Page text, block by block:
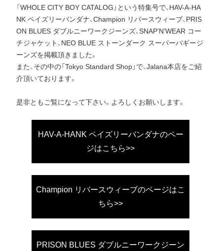
「WHOLE CITY BOY CATALOG」という特集号で、HAV-A-HA
NK ペイズリーバンダナ、Champion リバースウィーブ、PRIS
ON BLUES ダブルニーワークジーンズ、SNAP’N’WEAR コー
チジャケット、NEO BLUE ストーンダーク スーパーバギージ
ーンズを掲載頂きました。
また、その中の「Tokyo Standard Shop」で、Jalana本店をご紹
介頂いております。
是非ともご覧になって下さい。よろしくお願いします。
HAV-A-HANK ペイズリーバンダナのペー
ジはこちら>>
Champion リバースウィーブのページはこ
ちら>>
PRISON BLUES ダブルニーワークジーン